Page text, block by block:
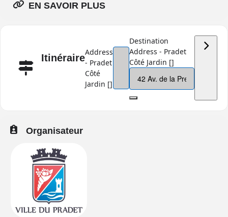
EN SAVOIR PLUS
Itinéraire
Address
- Pradet
Côté
Jardin []
Destination
Address - Pradet
Côté Jardin []
Organisateur